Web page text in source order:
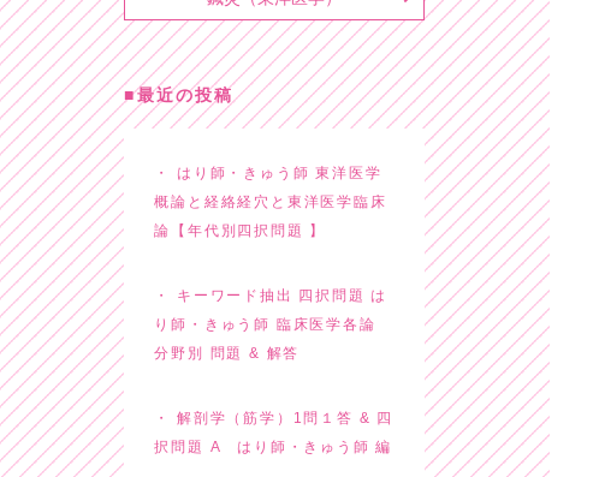
最近の投稿
はり師・きゅう師 東洋医学
概論と経絡経穴と東洋医学臨床
論【年代別四択問題 】
キーワード抽出 四択問題 は
り師・きゅう師 臨床医学各論
分野別 問題 & 解答
解剖学（筋学）1問１答 & 四
択問題 A はり師・きゅう師 編